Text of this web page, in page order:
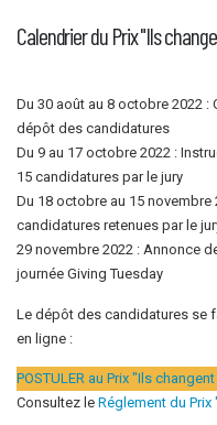
Calendrier du Prix "Ils
Du 30 août au 8 octobre 2022 :
dépôt des candidatures
Du 9 au 17 octobre 2022 :
15 candidatures par le jury
Du 18 octobre au 15 novembre
candidatures retenues par le
29 novembre 2022 : Annonce
journée Giving Tuesday
Le dépôt des candidatures se
en ligne :
POSTULER au Prix "Ils
Consultez le Réglement du